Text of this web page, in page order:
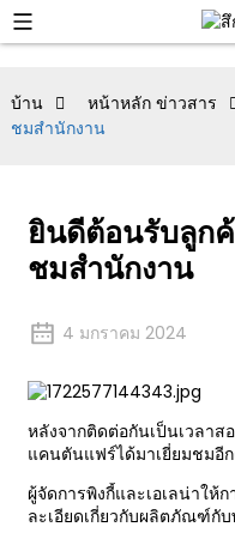
บ้าน หน้าหลัก ข่าวสาร
ชมสำนักงาน
ยินดีต้อนรับลูก
ชมสำนักงาน
4 มกราคม 2024
หลังจากติดต่อกันเป็นเวลา
แคนตันแฟร์ได้มาเยี่ยมชมอี
ผู้จัดการพิงกี้และเอเลน่าให้
ละเอียดเกี่ยวกับผลิตภัณฑ์กับ